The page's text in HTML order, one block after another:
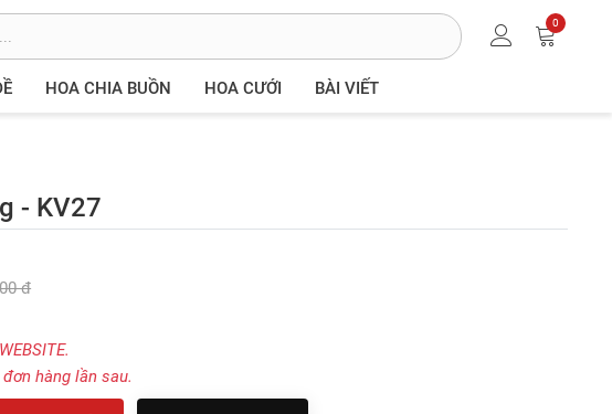
0
HOA CHIA BUỒN HOA CƯỚI BÀI VIẾT
- KV27
đ
hàng lần sau.